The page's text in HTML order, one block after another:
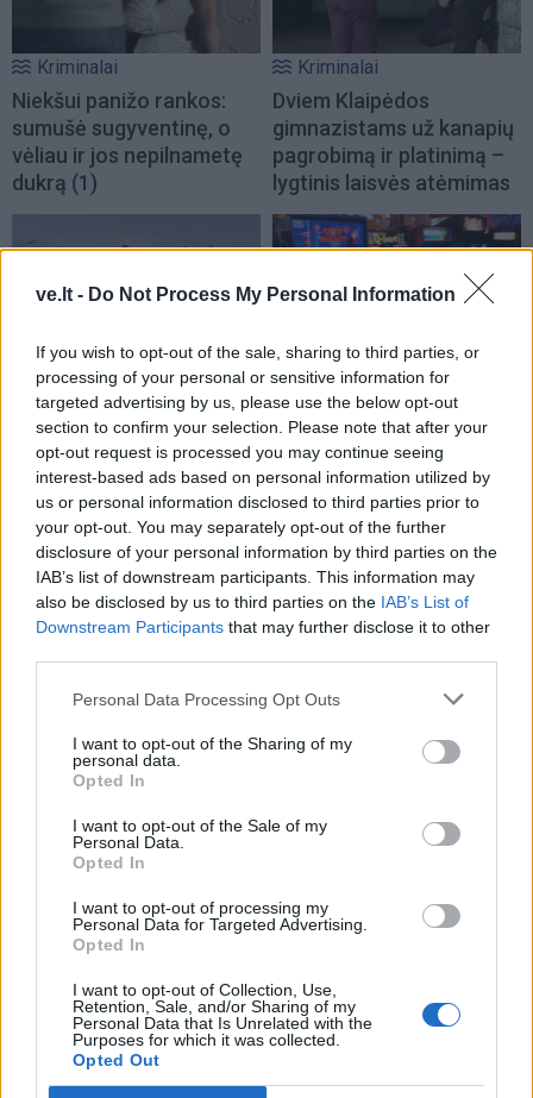
ve.lt - Do Not Process My Personal Information
If you wish to opt-out of the sale, sharing to third parties, or
processing of your personal or sensitive information for
targeted advertising by us, please use the below opt-out
section to confirm your selection. Please note that after your
opt-out request is processed you may continue seeing
interest-based ads based on personal information utilized by
us or personal information disclosed to third parties prior to
your opt-out. You may separately opt-out of the further
disclosure of your personal information by third parties on the
IAB’s list of downstream participants. This information may
also be disclosed by us to third parties on the IAB’s List of
Downstream Participants that may further disclose it to other
Personal Data Processing Opt Outs
I want to opt-out of the Sharing of my
personal data.
Opted In
I want to opt-out of the Sale of my
Personal Data.
Opted In
I want to opt-out of processing my
Personal Data for Targeted Advertising.
Opted In
I want to opt-out of Collection, Use,
Retention, Sale, and/or Sharing of my
Personal Data that Is Unrelated with the
Purposes for which it was collected.
Opted Out
Kriminalai
Niekšui panižo rankos:
sumušė sugyventinę, o
vėliau ir jos nepilnametę
dukrą (1)
Kriminalai
Dviem Klaipėdos
gimnazistams už kanapių
pagrobimą ir platinimą –
lygtinis laisvės atėmimas
Kriminalai
„Fūristas“ į judrią
sankryžą įlėkė „ant
rankinio“: vilkiko
puspriekabės ratai pakilo
į orą
Kriminalai
Traukia it bites prie
medaus: kurorte vėl
ištuštino žaidimų
automatus
Kriminalai
Paramediko nužudymo
byloje į laisvę paleistas
vienas įtariamųjų
Kriminalai
Nelaukti svečiai išėjo ne
nakties tamsą išsivedė ir
Kriminalai
Užsidegė lauko pavėsinė:
Pro langą paryčiais